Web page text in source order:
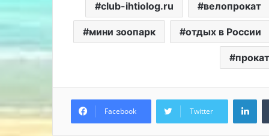
club-ihtiolog.ru велопрокат
мини зоопарк отдых в России
Facebook Twitter